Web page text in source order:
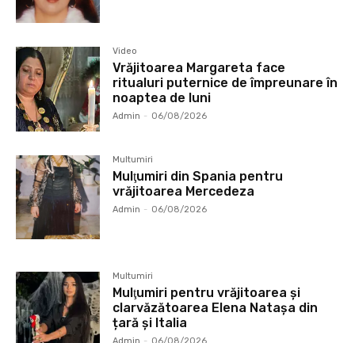
Video
Vrăjitoarea Margareta face
ritualuri puternice de împreunare în
noaptea de luni
Admin - 06/08/2026
Multumiri
Mulţumiri din Spania pentru
vrăjitoarea Mercedeza
Admin - 06/08/2026
Multumiri
Mulţumiri pentru vrăjitoarea și
clarvăzătoarea Elena Natașa din
țară și Italia
Admin - 06/08/2026